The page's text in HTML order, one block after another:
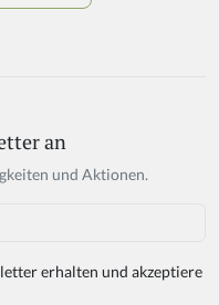
an
und Aktionen.
erhalten und akzeptiere